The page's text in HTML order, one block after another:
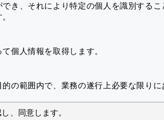
でき、それにより特定の個人を識別するこ
個人情報を取得します。
の範囲内で、業務の遂行上必要な限りに
、同意します。